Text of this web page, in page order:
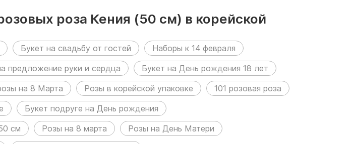
роза Кения (50 см) в корейской
разделах:
Букет на свадьбу от гостей
Наборы к 14 февраля
предложение руки и сердца
Букет на День рождения 18 лет
на 8 Марта Розы в корейской упаковке
101 розовая роза
Букет подруге на День рождения
см Розы на 8 марта
Розы на День Матери